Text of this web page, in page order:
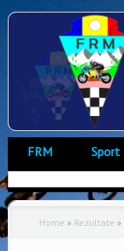
FRM Sport
Home » Rezultate »